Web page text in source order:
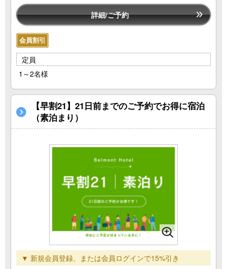
詳細/ご予約
会員割引
定員
1～2名様
【早割21】21日前までのご予約でお得に宿泊
（素泊まり）
▼ 新規会員登録、または会員ログインで15%引き